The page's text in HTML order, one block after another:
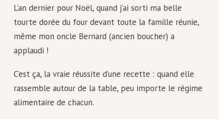
L’an dernier pour Noël, quand j’ai sorti ma belle
tourte dorée du four devant toute la famille réunie,
même mon oncle Bernard (ancien boucher) a
applaudi !
C’est ça, la vraie réussite d’une recette : quand elle
rassemble autour de la table, peu importe le régime
alimentaire de chacun.